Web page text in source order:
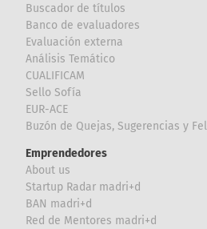
Buscador de títulos
Banco de evaluadores
Evaluación externa
Análisis Temático
CUALIFICAM
Sello Sofía
EUR-ACE
Buzón de Quejas, Sugerencias y
Emprendedores
About us
Startup Radar madri+d
BAN madri+d
Red de Mentores madri+d